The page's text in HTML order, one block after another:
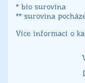
* bio surovina
** surovina
Více informací o